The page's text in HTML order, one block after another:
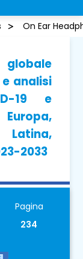
On Ear
globale
analisi
19 e
Latina,
2033
Pagina
234